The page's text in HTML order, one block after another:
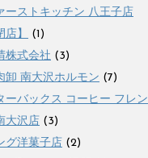
ーストキッチン 八王子店
店】
(1)
株式会社 (3)
卸 南大沢ホルモン (7)
ーバックス コーヒー フレン
大沢店 (3)
グ洋菓子店 (2)